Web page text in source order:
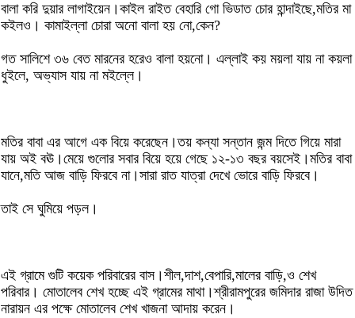
বালা করি দুয়ার লাগাইয়েন।কাইল রাইত বেহারি গো ভিডাত চোর হান্দাইছে,মতির মা
কইলও। কামাইল্লা চোরা অনো বালা হয় নো,কেন?
গত সালিশে ৩৬ বেত মারনের হরেও বালা হয়নো। এল্লাই কয় ময়লা যায় না কয়লা
ধুইলে, অভ্যাস যায় না মইল্লে।
মতির বাবা এর আগে এক বিয়ে করেছেন।তয় কন্যা সন্তান জন্ম দিতে গিয়ে মারা
যায় অই বঊ।মেয়ে গুলোর সবার বিয়ে হয়ে গেছে ১২-১৩ বছর বয়সেই।মতির বাবা
যানে,মতি আজ বাড়ি ফিরবে না।সারা রাত যাত্রা দেখে ভোরে বাড়ি ফিরবে।
তাই সে ঘুমিয়ে পড়ল।
এই গ্রামে গুটি কয়েক পরিবারের বাস।শীল,দাশ,বেপারি,মালের বাড়ি,ও শেখ
পরিবার। মোতালেব শেখ হচ্ছে এই গ্রামের মাথা।শ্রীরামপুরের জমিদার রাজা উদিত
নারায়ন এর পক্ষে মোতালেব শেখ খাজনা আদায় করেন।